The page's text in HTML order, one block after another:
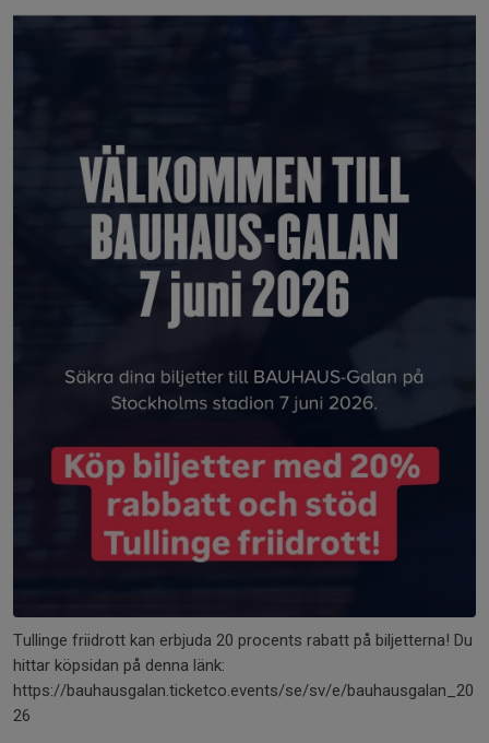
Tullinge friidrott kan erbjuda 20 procents rabatt på biljetterna! Du
hittar köpsidan på denna länk:
https://bauhausgalan.ticketco.events/se/sv/e/bauhausgalan_20
26